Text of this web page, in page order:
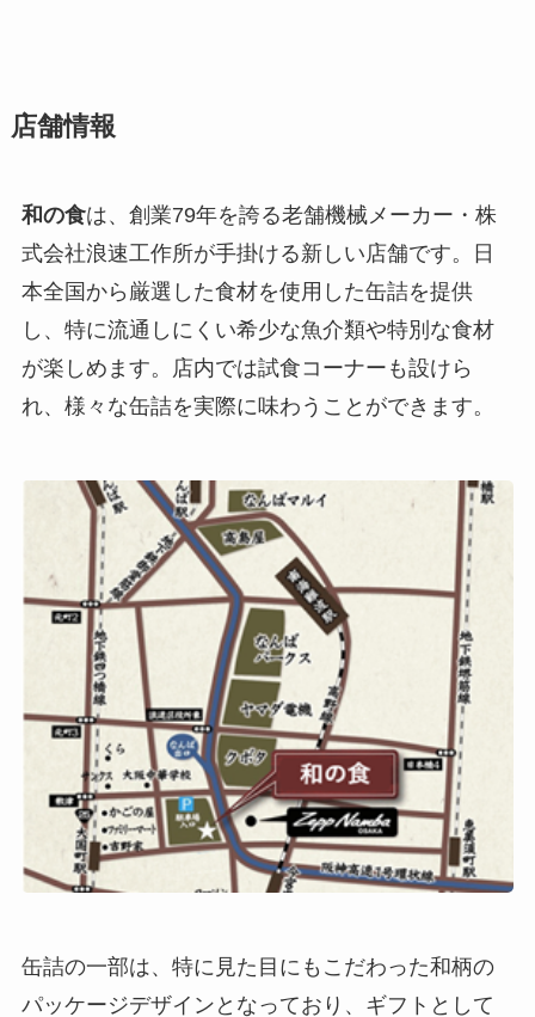
店舗情報
和の食は、創業79年を誇る老舗機械メーカー・株
式会社浪速工作所が手掛ける新しい店舗です。日
本全国から厳選した食材を使用した缶詰を提供
し、特に流通しにくい希少な魚介類や特別な食材
が楽しめます。店内では試食コーナーも設けら
れ、様々な缶詰を実際に味わうことができます。
缶詰の一部は、特に見た目にもこだわった和柄の
パッケージデザインとなっており、ギフトとして